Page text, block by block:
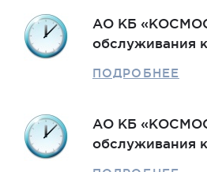
АО КБ
обслуживания
ПОДРОБНЕЕ
АО КБ
обслуживания